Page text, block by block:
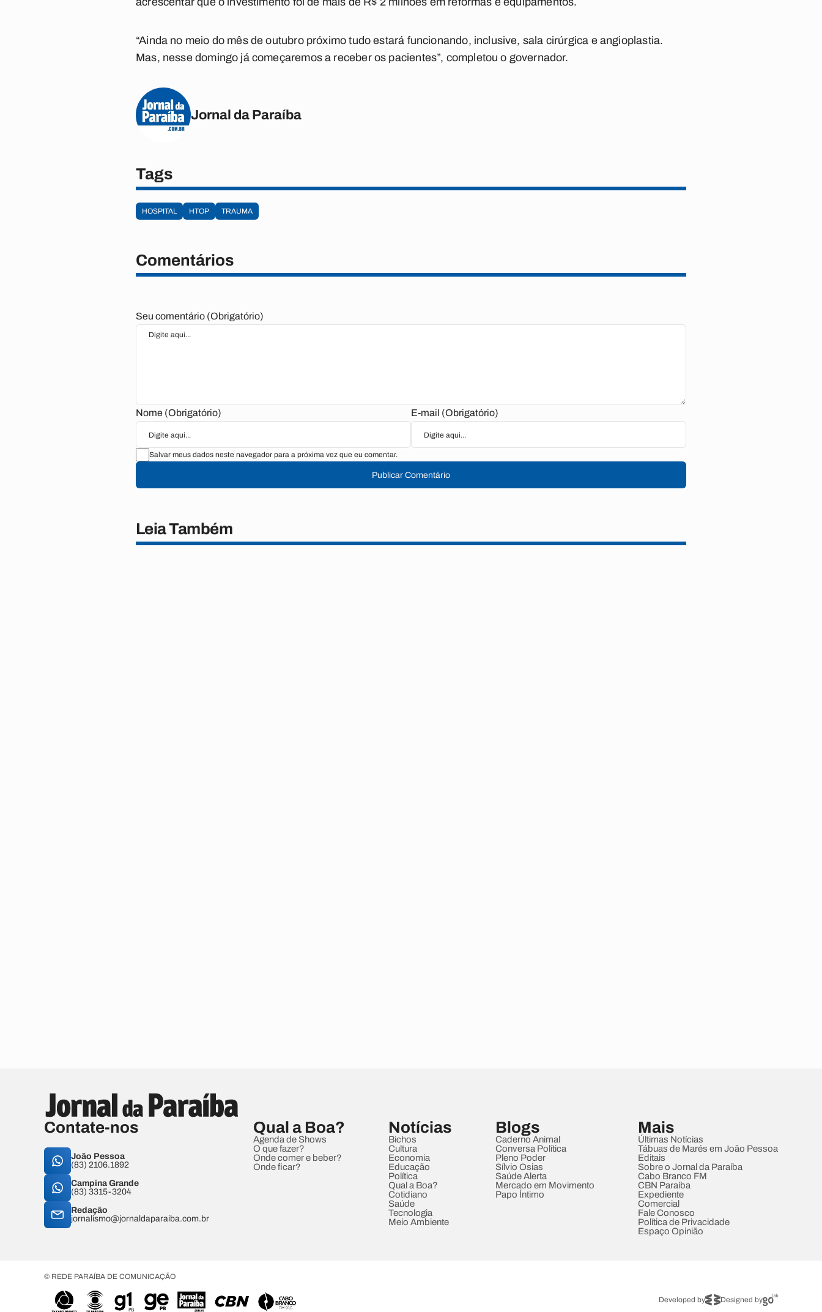
“Ainda no meio do mês de outubro próximo tudo estará funcionando, inclusive, sala cirúrgica e angioplastia.
Mas, nesse domingo já começaremos a receber os pacientes”, completou o governador.
Jornal da Paraíba
Tags
HOSPITAL HTOP TRAUMA
Comentários
Seu comentário (Obrigatório)
Nome (Obrigatório) E-mail (Obrigatório)
Salvar meus dados neste navegador para a próxima vez que eu comentar.
Publicar Comentário
Leia Também
Contate-nos
João Pessoa
(83) 2106.1892
Campina Grande
(83) 3315-3204
Redação
jornalismo@jornaldaparaiba.com.br
Qual a Boa?
Agenda de Shows
O que fazer?
Onde comer e beber?
Onde ficar?
Notícias
Bichos
Cultura
Economia
Educação
Política
Qual a Boa?
Cotidiano
Saúde
Tecnologia
Meio Ambiente
Blogs
Caderno Animal
Conversa Política
Pleno Poder
Sílvio Osias
Saúde Alerta
Mercado em Movimento
Papo Íntimo
Mais
Últimas Notícias
Tábuas de Marés em João Pessoa
Editais
Sobre o Jornal da Paraíba
Cabo Branco FM
CBN Paraíba
Expediente
Comercial
Fale Conosco
Política de Privacidade
Espaço Opinião
© REDE PARAÍBA DE COMUNICAÇÃO
Developed by Designed by